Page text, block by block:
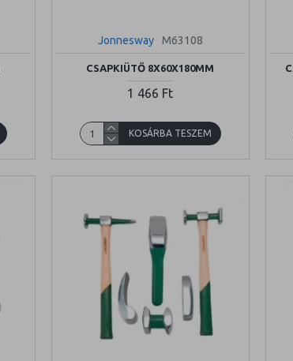
Jonnesway M63108
CSAPKIÜTŐ 8X60X180MM
1 466 Ft
KOSÁRBA TESZEM